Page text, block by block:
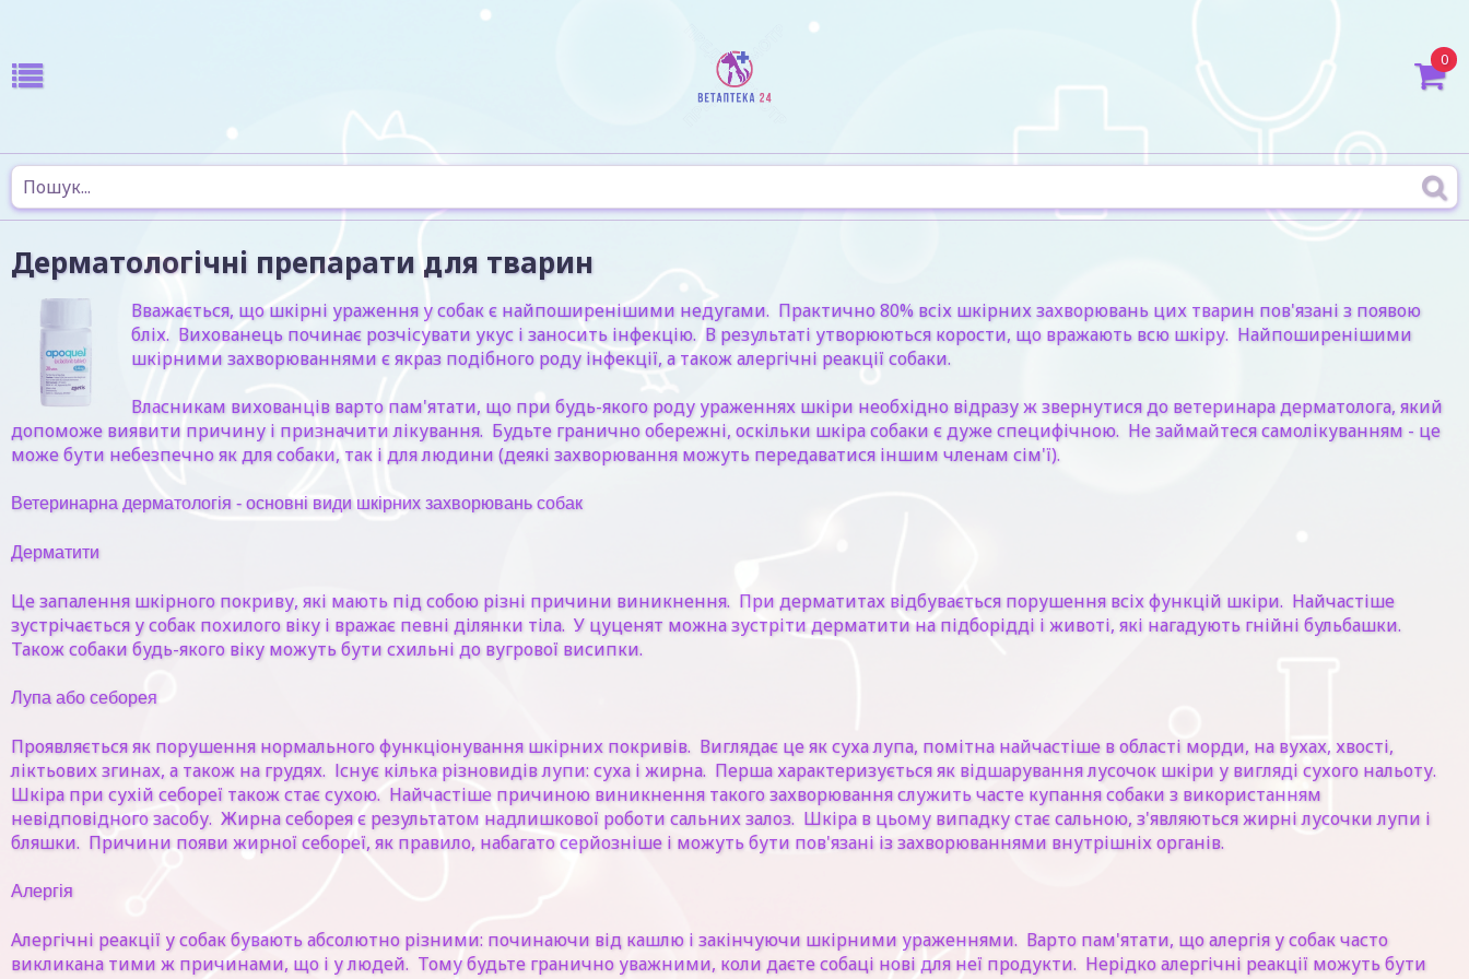
0
Дерматологічні препарати для тварин
Вважається, що шкірні ураження у собак є найпоширенішими недугами. Практично 80% всіх шкірних захворювань цих тварин пов'язані з появою
бліх. Вихованець починає розчісувати укус і заносить інфекцію. В результаті утворюються корости, що вражають всю шкіру. Найпоширенішими
шкірними захворюваннями є якраз подібного роду інфекції, а також алергічні реакції собаки.
Власникам вихованців варто пам'ятати, що при будь-якого роду ураженнях шкіри необхідно відразу ж звернутися до ветеринара дерматолога, який
допоможе виявити причину і призначити лікування. Будьте гранично обережні, оскільки шкіра собаки є дуже специфічною. Не займайтеся самолікуванням - це
може бути небезпечно як для собаки, так і для людини (деякі захворювання можуть передаватися іншим членам сім'ї).
Ветеринарна дерматологія - основні види шкірних захворювань собак
Дерматити
Це запалення шкірного покриву, які мають під собою різні причини виникнення. При дерматитах відбувається порушення всіх функцій шкіри. Найчастіше
зустрічається у собак похилого віку і вражає певні ділянки тіла. У цуценят можна зустріти дерматити на підборідді і животі, які нагадують гнійні бульбашки.
Також собаки будь-якого віку можуть бути схильні до вугрової висипки.
Лупа або себорея
Проявляється як порушення нормального функціонування шкірних покривів. Виглядає це як суха лупа, помітна найчастіше в області морди, на вухах, хвості,
ліктьових згинах, а також на грудях. Існує кілька різновидів лупи: суха і жирна. Перша характеризується як відшарування лусочок шкіри у вигляді сухого нальоту.
Шкіра при сухій себореї також стає сухою. Найчастіше причиною виникнення такого захворювання служить часте купання собаки з використанням
невідповідного засобу. Жирна себорея є результатом надлишкової роботи сальних залоз. Шкіра в цьому випадку стає сальною, з'являються жирні лусочки лупи і
бляшки. Причини появи жирної себореї, як правило, набагато серйозніше і можуть бути пов'язані із захворюваннями внутрішніх органів.
Алергія
Алергічні реакції у собак бувають абсолютно різними: починаючи від кашлю і закінчуючи шкірними ураженнями. Варто пам'ятати, що алергія у собак часто
викликана тими ж причинами, що і у людей. Тому будьте гранично уважними, коли даєте собаці нові для неї продукти. Нерідко алергічні реакції можуть бути